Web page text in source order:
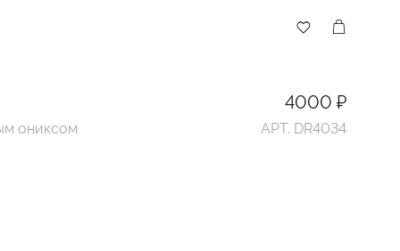
4000 ₽
ониксом АРТ. DR4034